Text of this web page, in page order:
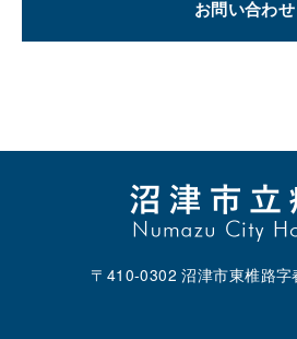
お問い合わせ
〒410-0302 沼津市東椎路